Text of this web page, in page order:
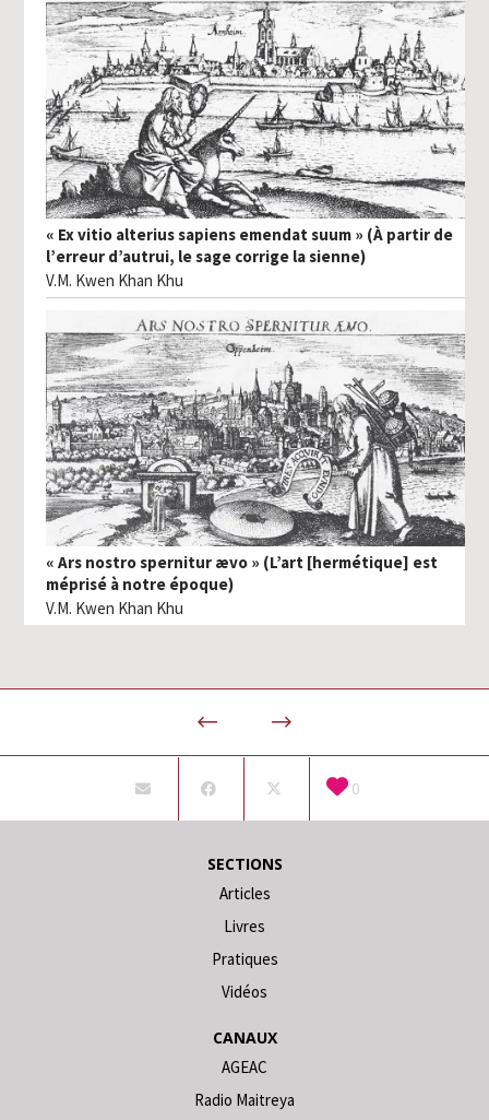
« Ex vitio alterius sapiens emendat suum » (À partir de
l’erreur d’autrui, le sage corrige la sienne)
V.M. Kwen Khan Khu
« Ars nostro spernitur ævo » (L’art [hermétique] est
méprisé à notre époque)
V.M. Kwen Khan Khu
0
SECTIONS
Articles
Livres
Pratiques
Vidéos
CANAUX
AGEAC
Radio Maitreya